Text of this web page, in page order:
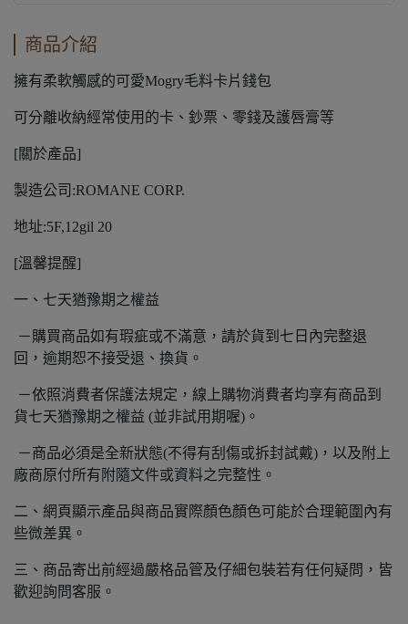
商品介紹
擁有柔軟觸感的可愛Mogry毛料卡片錢包
可分離收納經常使用的卡、鈔票、零錢及護唇膏等
[關於產品]
製造公司:ROMANE CORP.
地址:5F,12gil 20
[溫馨提醒]
一、七天猶豫期之權益
－購買商品如有瑕疵或不滿意，請於貨到七日內完整退
回，逾期恕不接受退、換貨。
－依照消費者保護法規定，線上購物消費者均享有商品到
貨七天猶豫期之權益 (並非試用期喔)。
－商品必須是全新狀態(不得有刮傷或拆封試戴)，以及附上
廠商原付所有附隨文件或資料之完整性。
二、網頁顯示產品與商品實際顏色顏色可能於合理範圍內有
些微差異。
三、商品寄出前經過嚴格品管及仔細包裝若有任何疑問，皆
歡迎詢問客服。